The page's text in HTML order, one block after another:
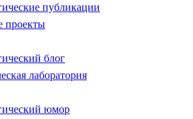
публикации
проекты
блог
лаборатория
юмор